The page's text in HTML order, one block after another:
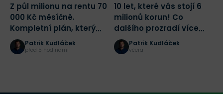
Z půl milionu na rentu 70
000 Kč měsíčně.
Kompletní plán, který
funguje i v Česku
Patrik Kudláček
před 5 hodinami
10 let, které vás stojí 6
milionů korun! Co
dalšího prozradí více
než století tržních dat
Patrik Kudláček
včera